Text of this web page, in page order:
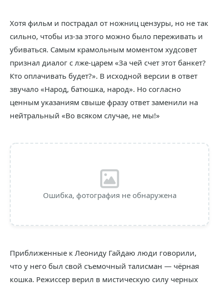
Хотя фильм и пострадал от ножниц цензуры, но не так
сильно, чтобы из-за этого можно было переживать и
убиваться. Самым крамольным моментом худсовет
признал диалог с лже-царем «За чей счет этот банкет?
Кто оплачивать будет?». В исходной версии в ответ
звучало «Народ, батюшка, народ». Но согласно
ценным указаниям свыше фразу ответ заменили на
нейтральный «Во всяком случае, не мы!»
Ошибка, фотография не обнаружена
Приближенные к Леониду Гайдаю люди говорили,
что у него был свой съемочный талисман — чёрная
кошка. Режиссер верил в мистическую силу черных